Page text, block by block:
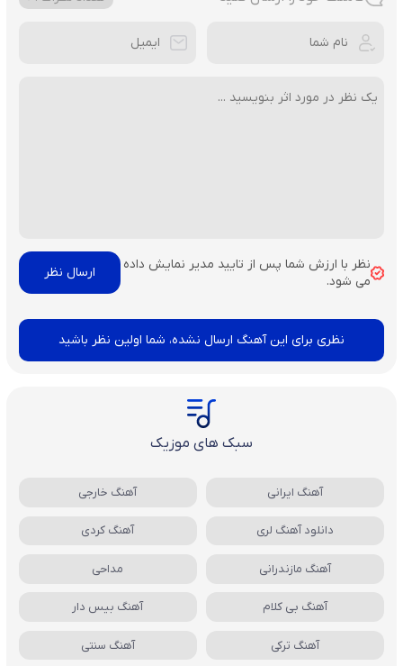
نظر با ارزش شما پس از تایید مدیر نمایش داده
می شود.
نظری برای این آهنگ ارسال نشده، شما اولین نظر باشید
سبک های موزیک
آهنگ ایرانی آهنگ خارجی
دانلود آهنگ لری آهنگ کردی
آهنگ مازندرانی مداحی
آهنگ بی کلام آهنگ بیس دار
آهنگ ترکی آهنگ سنتی